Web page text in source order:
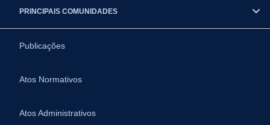
PRINCIPAIS COMUNIDADES
Publicações
Atos Normativos
Atos Administrativos